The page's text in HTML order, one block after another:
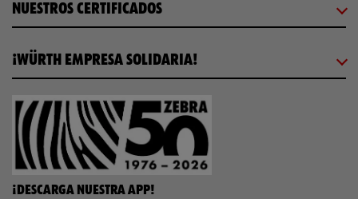
NUESTROS CERTIFICADOS
¡WÜRTH EMPRESA SOLIDARIA!
¡DESCARGA NUESTRA APP!